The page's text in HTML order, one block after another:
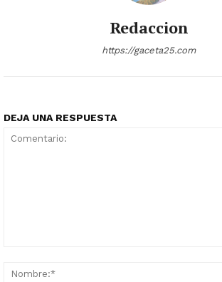
Redaccion
https://gaceta25.com
DEJA UNA RESPUESTA